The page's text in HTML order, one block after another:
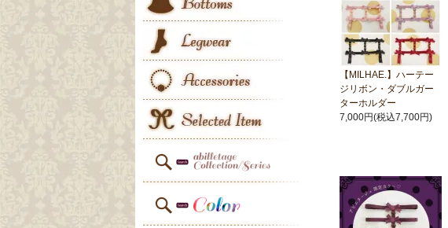
【MILHAE.】ハーテー
ジリボン・ダブルガー
ターホルダー
7,000円(税込7,700円)